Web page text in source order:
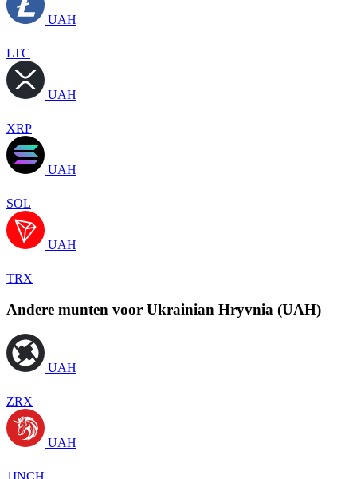
UAH
LTC
UAH
XRP
UAH
SOL
UAH
TRX
Andere munten voor Ukrainian Hryvnia (UAH)
UAH
ZRX
UAH
1INCH